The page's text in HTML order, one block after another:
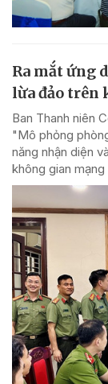
Ra mắt ứng
lừa đảo trên
Ban Thanh niên
"Mô phỏng
năng nhận diện
không gian